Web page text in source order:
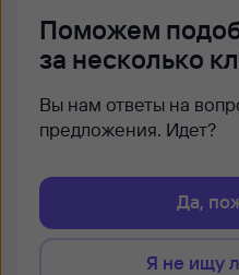
Поможем
за несколько
Вы нам ответы на
предложения. Идет?
Да,
Я не ищу